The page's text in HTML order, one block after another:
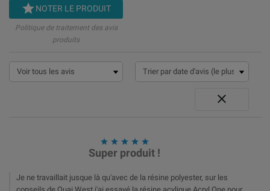
NOTER LE PRODUIT
Politique de traitement des avis
produits

    
Super produit !
Je ne travaillait jusque là qu'avec de la résine polyester, sur les